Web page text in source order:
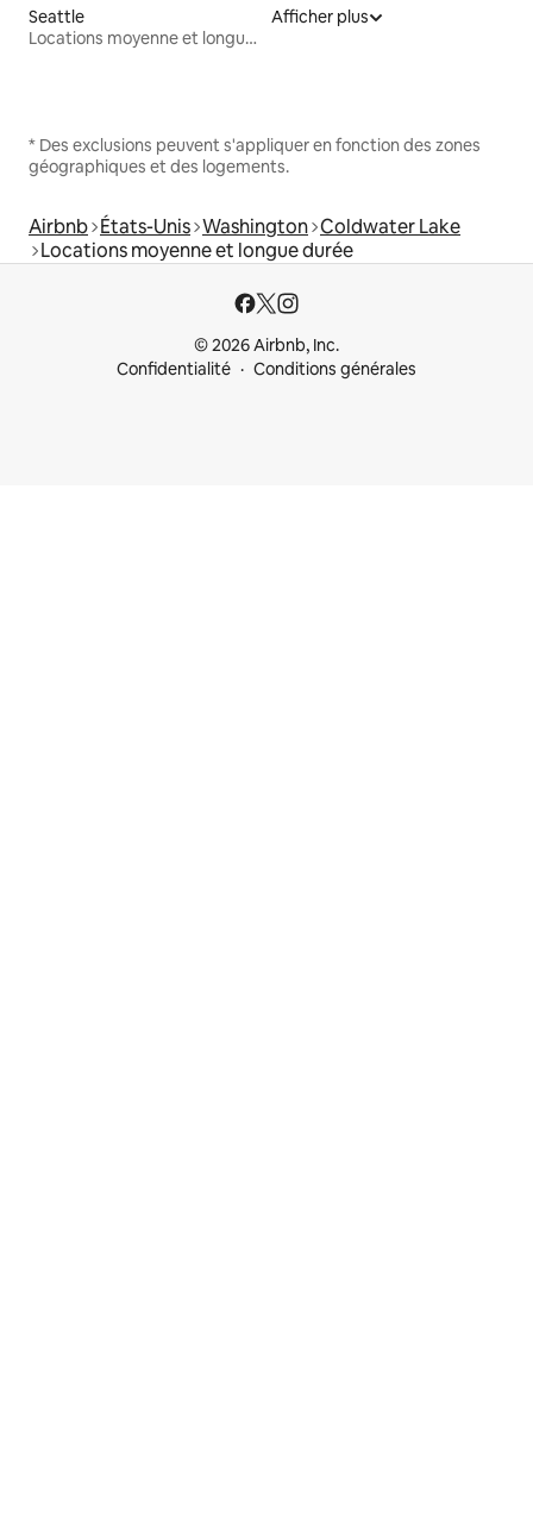
Seattle
Locations moyenne et longue durée
Afficher plus
* Des exclusions peuvent s'appliquer en fonction des zones
géographiques et des logements.
Airbnb États-Unis Washington Coldwater Lake
Locations moyenne et longue durée
© 2026 Airbnb, Inc.
Confidentialité
Conditions générales